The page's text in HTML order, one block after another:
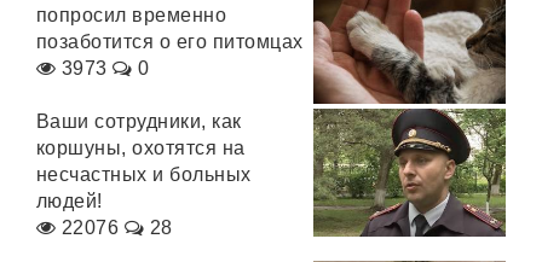
попросил временно
позаботится о его питомцах
3973
0
Ваши сотрудники, как
коршуны, охотятся на
несчастных и больных
людей!
22076
28